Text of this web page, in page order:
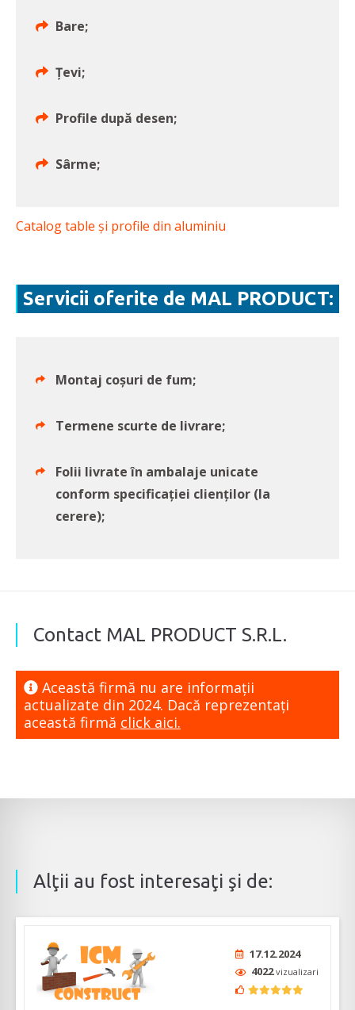
Bare;
Țevi;
Profile după desen;
Sârme;
Catalog table și profile din aluminiu
Servicii oferite de MAL PRODUCT:
Montaj coșuri de fum;
Termene scurte de livrare;
Folii livrate în ambalaje unicate
conform specificației clienților (la
cerere);
Contact MAL PRODUCT S.R.L.
Această firmă nu are informaţii
actualizate din 2024. Dacă reprezentaţi
această firmă click aici.
Alţii au fost interesaţi şi de:
17.12.2024
4022vizualizari